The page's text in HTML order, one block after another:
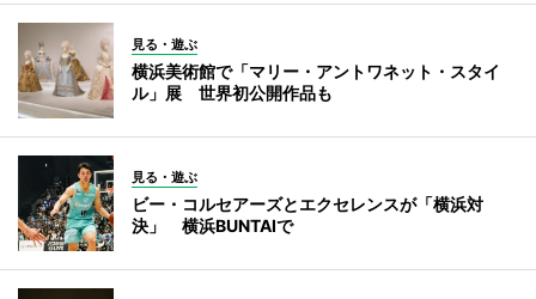
見る・遊ぶ
横浜美術館で「マリー・アントワネット・スタイ
ル」展 世界初公開作品も
見る・遊ぶ
ビー・コルセアーズとエクセレンスが「横浜対
決」 横浜BUNTAIで